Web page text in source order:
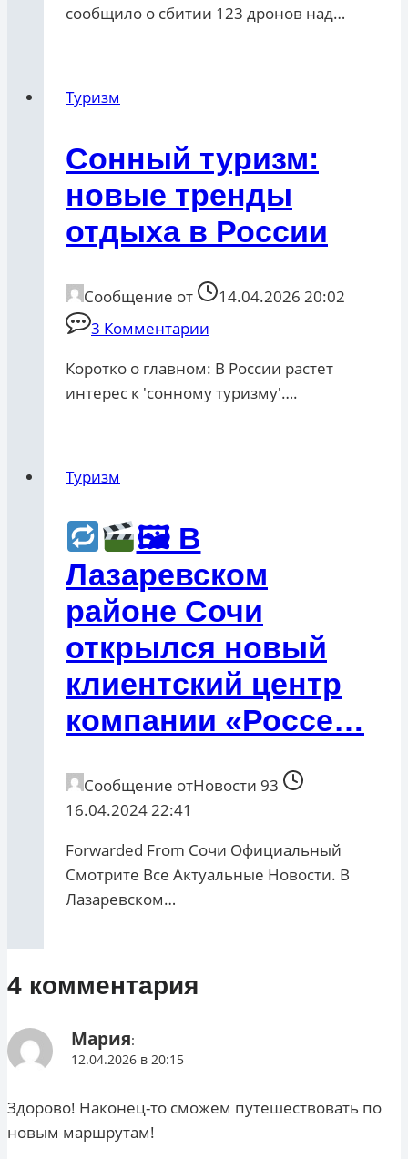
сообщило о сбитии 123 дронов над…
Туризм
Сонный туризм:
новые тренды
отдыха в России
Сообщение от
14.04.2026 20:02
3 Комментарии
Коротко о главном: В России растет
интерес к 'сонному туризму'….
Туризм
🖼 В
Лазаревском
районе Сочи
открылся новый
клиентский центр
компании «Россе…
Сообщение отНовости 93
16.04.2024 22:41
Forwarded From Сочи Официальный
Смотрите Все Актуальные Новости. В
Лазаревском…
4 комментария
Мария:
12.04.2026 в 20:15
Здорово! Наконец-то сможем путешествовать по
новым маршрутам!